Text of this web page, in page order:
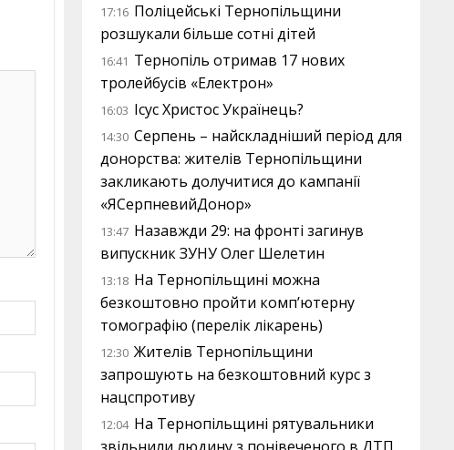
17:16 Поліцейські Тернопільщини
розшукали більше сотні дітей
16:41 Тернопіль отримав 17 нових
тролейбусів «Електрон»
16:03 Ісус Христос Українець?
14:30 Серпень – найскладніший період для
донорства: жителів Тернопільщини
закликають долучитися до кампанії
«ЯСерпневийДонор»
13:47 Назавжди 29: на фронті загинув
випускник ЗУНУ Олег Шелетин
13:18 На Тернопільщині можна
безкоштовно пройти комп’ютерну
томографію (перелік лікарень)
12:30 Жителів Тернопільщини
запрошують на безкоштовний курс з
нацспротиву
12:04 На Тернопільщині рятувальники